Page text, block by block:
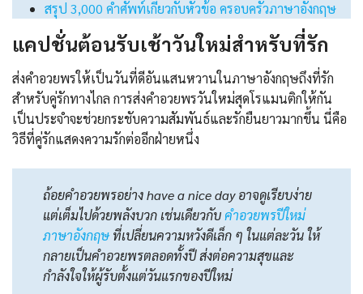
สรุป 3,000 คำศัพท์เกี่ยวกับหัวข้อ ครอบครัวภาษาอังกฤษ
แคปชั่นต้อนรับเช้าวันใหม่สำหรับที่รัก
ส่งคำอวยพรให้เป็นวันที่ดีอันแสนหวานในภาษาอังกฤษถึงที่รัก
สำหรับคู่รักทางไกล การส่งคำอวยพรวันใหม่สุดโรแมนติกให้กัน
เป็นประจำจะช่วยกระชับความสัมพันธ์และรักยืนยาวมากขึ้น นี่คือ
วิธีที่คู่รักแสดงความรักต่ออีกฝ่ายหนึ่ง
ถ้อยคำอวยพรอย่าง have a nice day อาจดูเรียบง่าย
แต่เต็มไปด้วยพลังบวก เช่นเดียวกับ คําอวยพรปีใหม่
ภาษาอังกฤษที่เปลี่ยนความหวังดีเล็ก ๆ ในแต่ละวัน ให้
กลายเป็นคำอวยพรตลอดทั้งปี ส่งต่อความสุขและ
กำลังใจให้ผู้รับตั้งแต่วันแรกของปีใหม่